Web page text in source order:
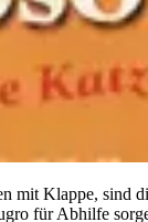
mit Klappe, sind
für Abhilfe